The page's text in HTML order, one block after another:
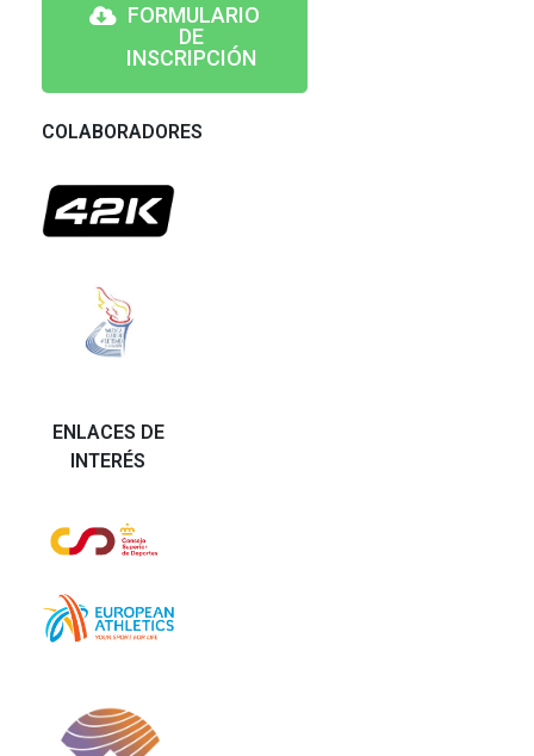
FORMULARIO
DE
INSCRIPCIÓN
COLABORADORES
ENLACES DE
INTERÉS